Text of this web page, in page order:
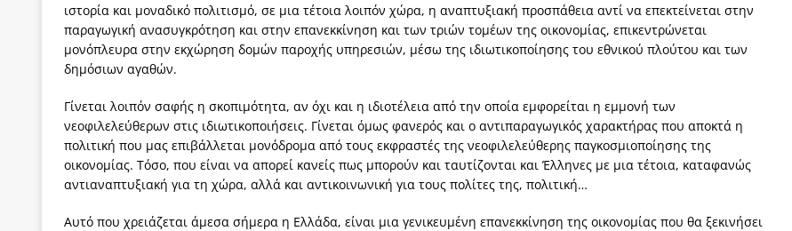
ιστορία και μοναδικό πολιτισμό, σε μια τέτοια λοιπόν χώρα, η αναπτυξιακή προσπάθεια αντί να επεκτείνεται στην
παραγωγική ανασυγκρότηση και στην επανεκκίνηση και των τριών τομέων της οικονομίας, επικεντρώνεται
μονόπλευρα στην εκχώρηση δομών παροχής υπηρεσιών, μέσω της ιδιωτικοποίησης του εθνικού πλούτου και των
δημόσιων αγαθών.
Γίνεται λοιπόν σαφής η σκοπιμότητα, αν όχι και η ιδιοτέλεια από την οποία εμφορείται η εμμονή των
νεοφιλελεύθερων στις ιδιωτικοποιήσεις. Γίνεται όμως φανερός και ο αντιπαραγωγικός χαρακτήρας που αποκτά η
πολιτική που μας επιβάλλεται μονόδρομα από τους εκφραστές της νεοφιλελεύθερης παγκοσμιοποίησης της
οικονομίας. Τόσο, που είναι να απορεί κανείς πως μπορούν και ταυτίζονται και Έλληνες με μια τέτοια, καταφανώς
αντιαναπτυξιακή για τη χώρα, αλλά και αντικοινωνική για τους πολίτες της, πολιτική…
Αυτό που χρειάζεται άμεσα σήμερα η Ελλάδα, είναι μια γενικευμένη επανεκκίνηση της οικονομίας που θα ξεκινήσει